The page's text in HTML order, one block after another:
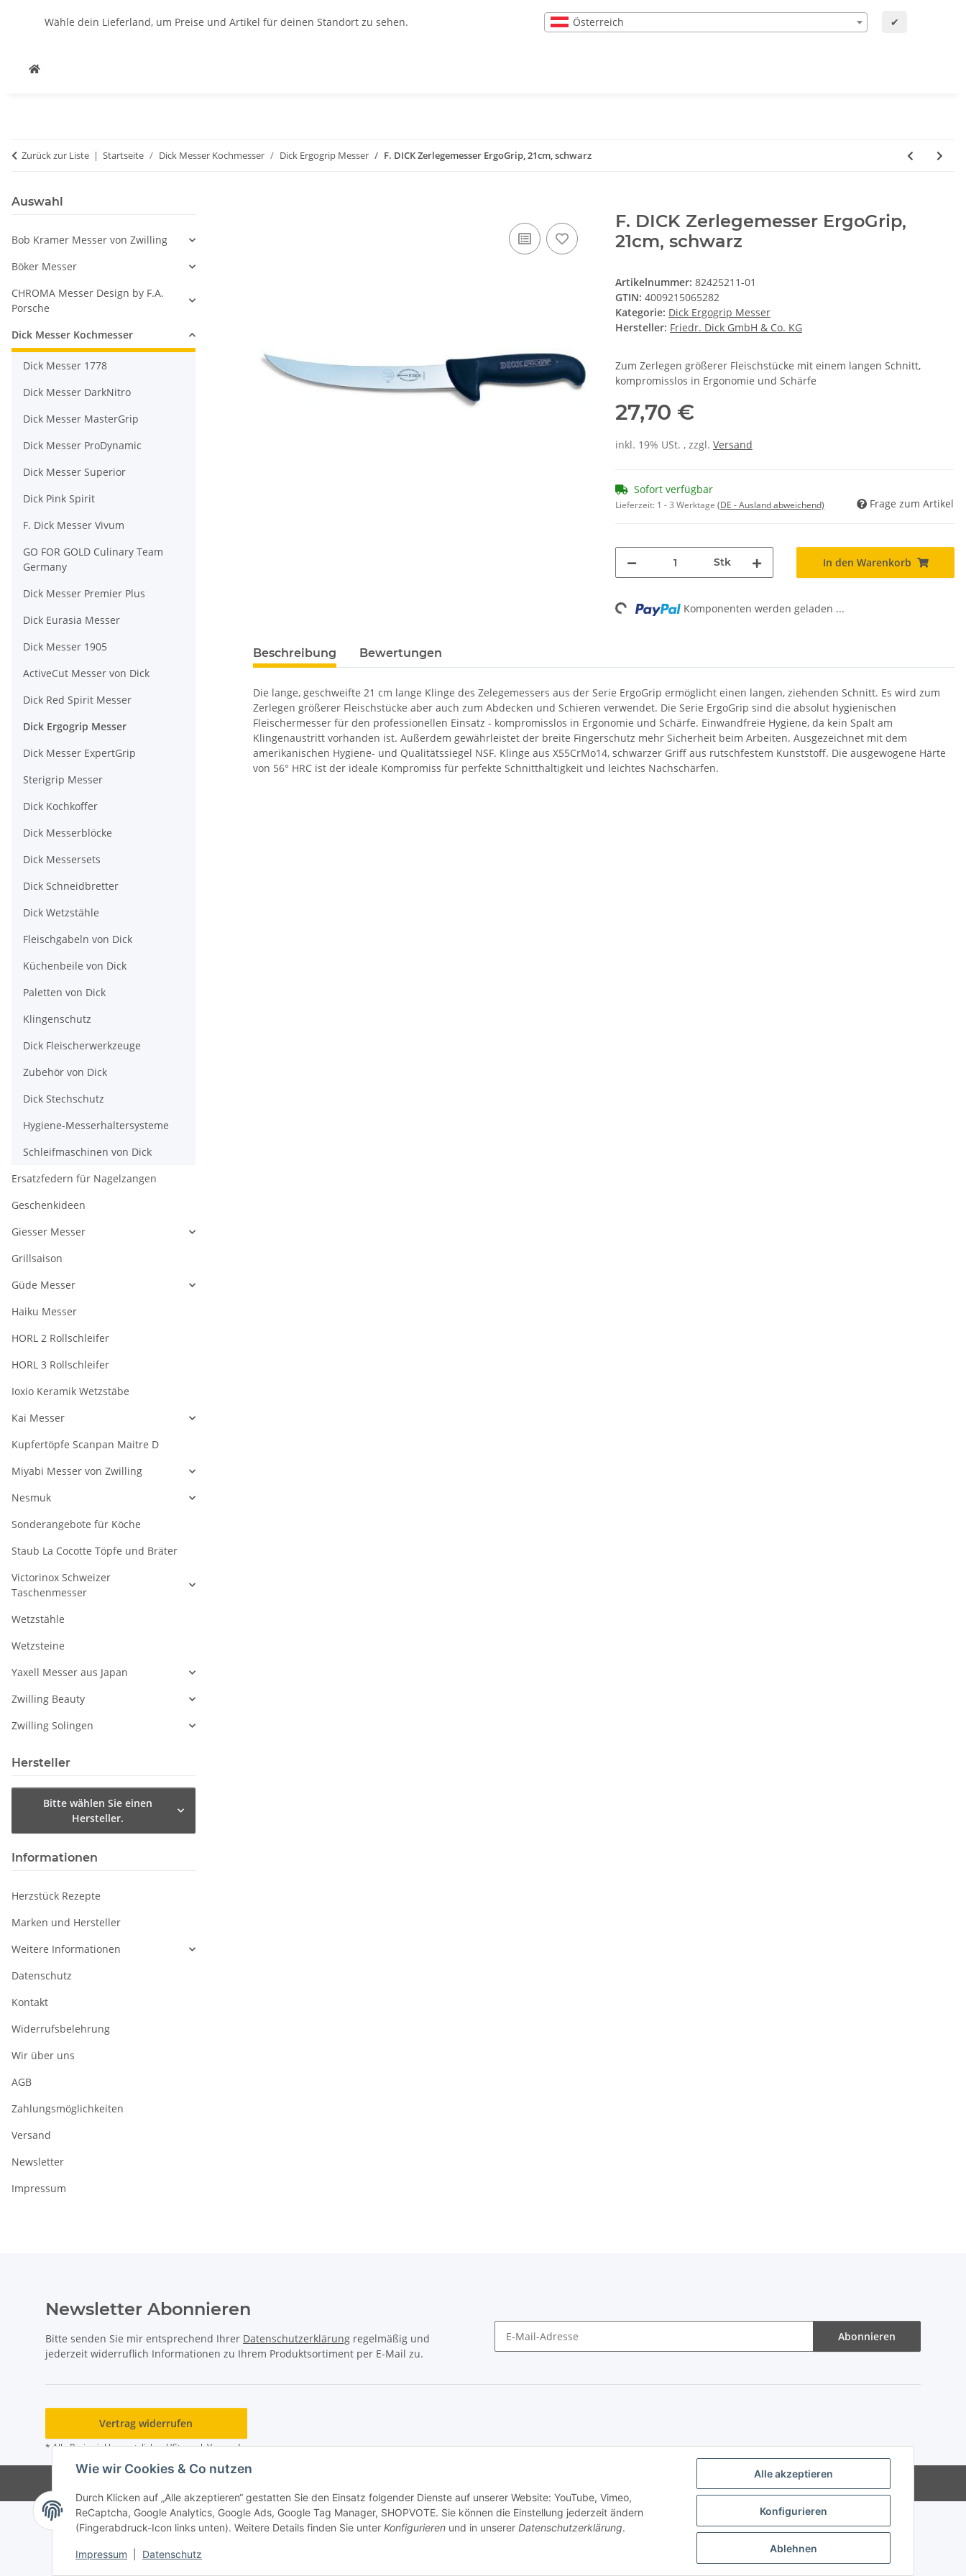
Alle akzeptieren
Konfigurieren
Ablehnen
Wie wir Cookies & Co nutzen
Durch Klicken auf „Alle akzeptieren“ gestatten Sie den Einsatz folgender Dienste auf unserer Website: YouTube, Vimeo,
ReCaptcha, Google Analytics, Google Ads, Google Tag Manager, SHOPVOTE. Sie können die Einstellung jederzeit ändern
(Fingerabdruck-Icon links unten). Weitere Details finden Sie unter Konfigurieren und in unserer Datenschutzerklärung.
Impressum Datenschutz
Wähle dein Lieferland, um Preise und Artikel für deinen Standort zu sehen. Österreich ✔
Zurück zur Liste Startseite Dick Messer Kochmesser Dick Ergogrip Messer F. DICK Zerlegemesser ErgoGrip, 21cm, schwarz
F. DICK Zerlegemesser ErgoGrip,
21cm, schwarz
Artikelnummer: 82425211-01
GTIN: 4009215065282
Kategorie: Dick Ergogrip Messer
Hersteller: Friedr. Dick GmbH & Co. KG
Zum Zerlegen größerer Fleischstücke mit einem langen Schnitt,
kompromisslos in Ergonomie und Schärfe
27,70 €
inkl. 19% USt. , zzgl. Versand
Sofort verfügbar
Lieferzeit: 1 - 3 Werktage (DE - Ausland abweichend) Frage zum Artikel
Stk In den Warenkorb
Loading... Komponenten werden geladen ...
Beschreibung Bewertungen
Die lange, geschweifte 21 cm lange Klinge des Zelegemessers aus der Serie ErgoGrip ermöglicht einen langen, ziehenden Schnitt. Es wird zum
Zerlegen größerer Fleischstücke aber auch zum Abdecken und Schieren verwendet. Die Serie ErgoGrip sind die absolut hygienischen
Fleischermesser für den professionellen Einsatz - kompromisslos in Ergonomie und Schärfe. Einwandfreie Hygiene, da kein Spalt am
Klingenaustritt vorhanden ist. Außerdem gewährleistet der breite Fingerschutz mehr Sicherheit beim Arbeiten. Ausgezeichnet mit dem
amerikanischen Hygiene- und Qualitätssiegel NSF. Klinge aus X55CrMo14, schwarzer Griff aus rutschfestem Kunststoff. Die ausgewogene Härte
von 56° HRC ist der ideale Kompromiss für perfekte Schnitthaltigkeit und leichtes Nachschärfen.
Auswahl
Bob Kramer Messer von Zwilling
Böker Messer
CHROMA Messer Design by F.A.
Porsche
Dick Messer Kochmesser
Dick Messer 1778
Dick Messer DarkNitro
Dick Messer MasterGrip
Dick Messer ProDynamic
Dick Messer Superior
Dick Pink Spirit
F. Dick Messer Vivum
GO FOR GOLD Culinary Team
Germany
Dick Messer Premier Plus
Dick Eurasia Messer
Dick Messer 1905
ActiveCut Messer von Dick
Dick Red Spirit Messer
Dick Ergogrip Messer
Dick Messer ExpertGrip
Sterigrip Messer
Dick Kochkoffer
Dick Messerblöcke
Dick Messersets
Dick Schneidbretter
Dick Wetzstähle
Fleischgabeln von Dick
Küchenbeile von Dick
Paletten von Dick
Klingenschutz
Dick Fleischerwerkzeuge
Zubehör von Dick
Dick Stechschutz
Hygiene-Messerhaltersysteme
Schleifmaschinen von Dick
Ersatzfedern für Nagelzangen
Geschenkideen
Giesser Messer
Grillsaison
Güde Messer
Haiku Messer
HORL 2 Rollschleifer
HORL 3 Rollschleifer
Ioxio Keramik Wetzstäbe
Kai Messer
Kupfertöpfe Scanpan Maitre D
Miyabi Messer von Zwilling
Nesmuk
Sonderangebote für Köche
Staub La Cocotte Töpfe und Bräter
Victorinox Schweizer
Taschenmesser
Wetzstähle
Wetzsteine
Yaxell Messer aus Japan
Zwilling Beauty
Zwilling Solingen
Hersteller
Bitte wählen Sie einen
Hersteller.
Informationen
Herzstück Rezepte
Marken und Hersteller
Weitere Informationen
Datenschutz
Kontakt
Widerrufsbelehrung
Wir über uns
AGB
Zahlungsmöglichkeiten
Versand
Newsletter
Impressum
Newsletter Abonnieren
Bitte senden Sie mir entsprechend Ihrer Datenschutzerklärung regelmäßig und
jederzeit widerruflich Informationen zu Ihrem Produktsortiment per E-Mail zu.
Abonnieren
Vertrag widerrufen
* Alle Preise inkl. gesetzlicher USt., zzgl.Versand